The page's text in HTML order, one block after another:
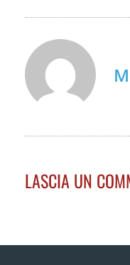
LASCIA UN